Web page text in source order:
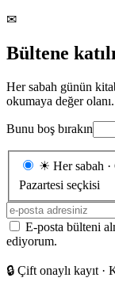
✉
Bültene
Her sabah günün
okumaya değer olanı.
Bunu boş bırakın
Gönderim
☀ Her sabah
Pazartesi seçkisi
E-
posta
adresiniz
E-posta bülteni
ediyorum.
🔒 Çift onaylı kayıt ·